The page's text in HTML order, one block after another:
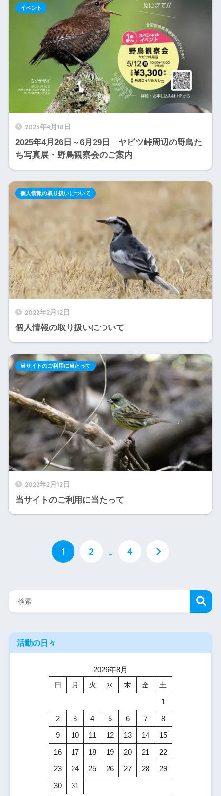
2025年4月18日
2025年4月26日～6月29日 ヤビツ峠周辺の野鳥た
ち写真展・野鳥観察会のご案内
イベント
2022年2月12日
個人情報の取り扱いについて
個人情報の取り扱いについて
2022年2月12日
当サイトのご利用に当たって
当サイトのご利用に当たって
1 2 … 4
活動の日々
2026年8月
日
月 火 水 木 金
土
1
2
3 4 5 6 7
8
9
10 11 12 13 14
15
16
17 18 19 20 21
22
23
24 25 26 27 28
29
30
31